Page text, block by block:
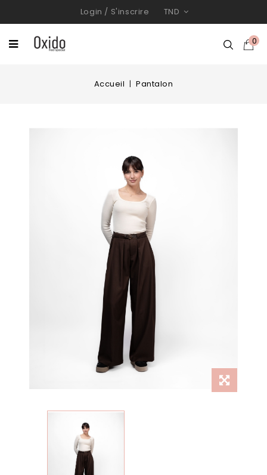
Login / S'inscrire TND
0
Accueil Pantalon